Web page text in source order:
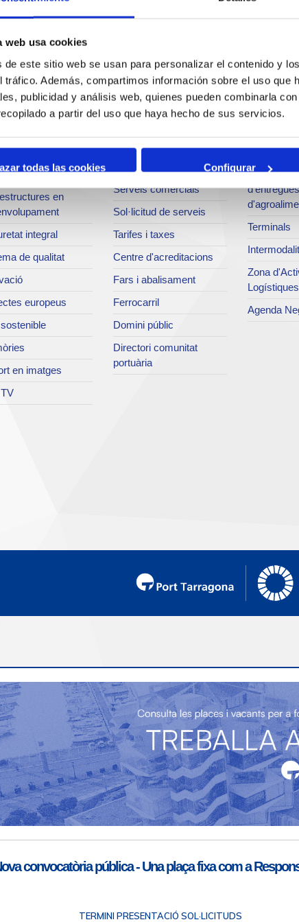
web usa cookies
de este sitio web se usan para personalizar el contenido y
tráfico. Además, compartimos información sobre el uso que
publicidad y análisis web, quienes pueden combinarla
a partir del uso que haya hecho de sus servicios.
todas las cookies Configurar
i accessos
estratègica
en
integral
de qualitat
europeus
en imatges
Serveis
Serveis comercials
Sol·licitud de serveis
Tarifes i taxes
Centre d'acreditacions
Fars i abalisament
Ferrocarril
Domini públic
Directori comunitat
portuària
Negoci
SEA -
d'entregues
Terminals
Zona
Agenda
Servei d'atenció al
client
Telèfon de contacte
977 259 462
Email de contacte
sac@porttarragona.cat
Informació SAC
convocatòria pública - Una plaça fixa com a
TERMINI PRESENTACIÓ SOL·LICITUDS